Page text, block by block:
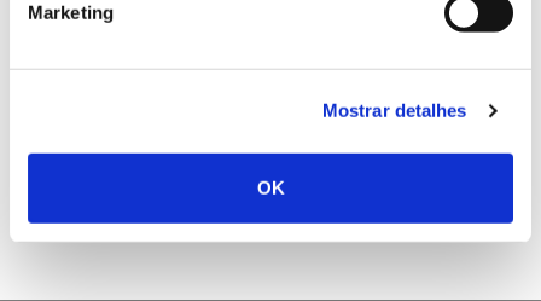
Marketing
Mostrar detalhes
OK
25.06.2026
Natureza e florestas procuram jovens voluntários